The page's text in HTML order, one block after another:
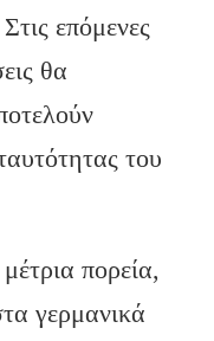
επόμενες
θα
του
πορεία,
γερμανικά